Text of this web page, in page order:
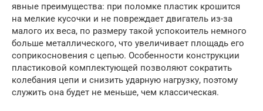
явные преимущества: при поломке пластик крошится
на мелкие кусочки и не повреждает двигатель из-за
малого их веса, по размеру такой успокоитель немного
больше металлического, что увеличивает площадь его
соприкосновения с цепью. Особенности конструкции
пластиковой комплектующей позволяют сократить
колебания цепи и снизить ударную нагрузку, поэтому
служить она будет не меньше, чем классическая.